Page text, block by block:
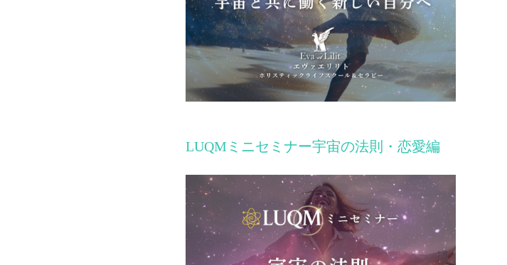
LUQMミニセミナー宇宙の法則・恋愛編